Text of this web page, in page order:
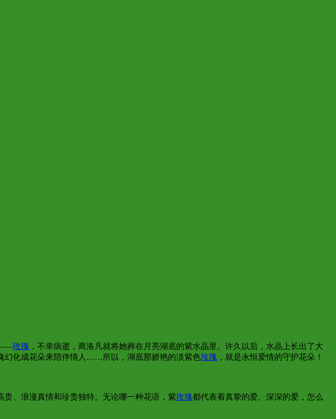
——玫瑰 ，不幸病逝，商洛凡就将她葬在月亮湖底的紫水晶里。许久以后，水晶上长出了大
幻化成花朵来陪伴情人……所以，湖底那娇艳的淡紫色玫瑰 ，就是永恒爱情的守护花朵！
贵、浪漫真情和珍贵独特。无论哪一种花语，紫玫瑰都代表着真挚的爱、深深的爱，怎么